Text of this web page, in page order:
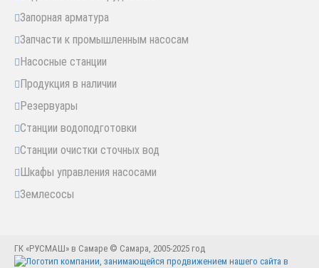
Запорная арматура
Запчасти к промышленным насосам
Насосные станции
Продукция в наличии
Резервуары
Станции водоподготовки
Станции очистки сточных вод
Шкафы управления насосами
Землесосы
ГК «РУСМАШ» в Самаре © Самара, 2005-2025 год